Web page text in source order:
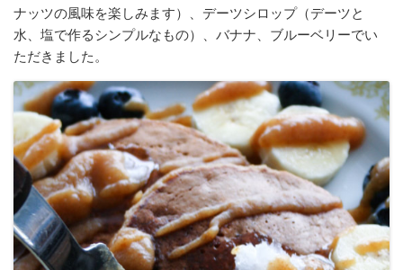
ナッツの風味を楽しみます）、デーツシロップ（デーツと
水、塩で作るシンプルなもの）、バナナ、ブルーベリーでい
ただきました。